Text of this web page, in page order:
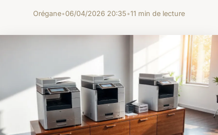
Orégane•06/04/2026 20:35•11 min de lecture